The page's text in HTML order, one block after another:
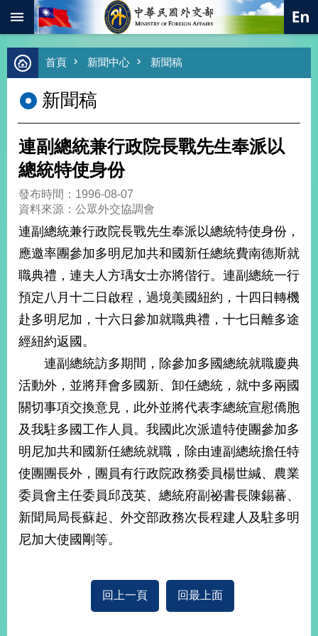
跳到主要內容區塊
進
階
尋
熱
字
總
合
外
交
值
外
交
經
濟
落
國
海
和
平
護
照
回
首頁 新聞中心 新聞稿
新聞稿
連副總統兼行政院長戰先生奉派以
總統特使身份
發布時間：1996-08-07
資料來源：公眾外交協調會
連副總統兼行政院長戰先生奉派以總統特使身份，
應邀率團參加多明尼加共和國新任總統費南德斯就
職典禮，連夫人方瑀女士亦將偕行。連副總統一行
預定八月十二日啟程，過境美國紐約，十四日轉機
赴多明尼加，十六日參加就職典禮，十七日離多途
經紐約返國。
連副總統訪多期間，除參加多國總統就職慶典
活動外，並將拜會多國新、卸任總統，就中多兩國
關切事項交換意見，此外並將代表李總統宣慰僑胞
及我駐多國工作人員。我國此次派遣特使團參加多
明尼加共和國新任總統就職，除由連副總統擔任特
使團團長外，團員有行政院政務委員楊世緘、農業
委員會主任委員邱茂英、總統府副祕書長陳錫蕃、
新聞局局長蘇起、外交部政務次長程建人及駐多明
尼加大使國剛等。
回上一頁 回最上面